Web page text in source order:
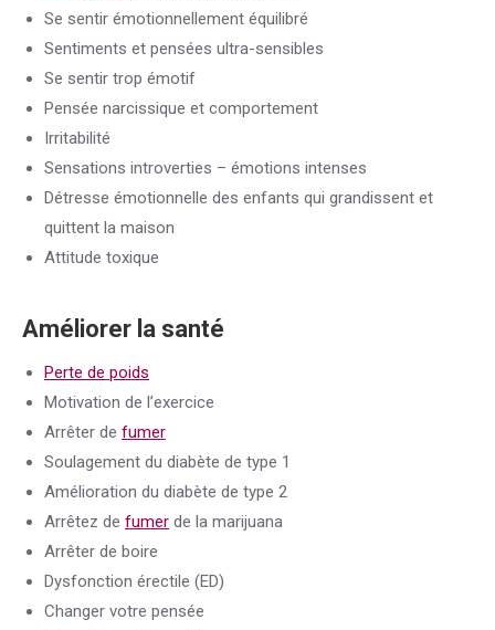
Se sentir émotionnellement équilibré
Sentiments et pensées ultra-sensibles
Se sentir trop émotif
Pensée narcissique et comportement
Irritabilité
Sensations introverties – émotions intenses
Détresse émotionnelle des enfants qui grandissent et
quittent la maison
Attitude toxique
Améliorer la santé
Perte de poids
Motivation de l’exercice
Arrêter de fumer
Soulagement du diabète de type 1
Amélioration du diabète de type 2
Arrêtez de fumer de la marijuana
Arrêter de boire
Dysfonction érectile (ED)
Changer votre pensée